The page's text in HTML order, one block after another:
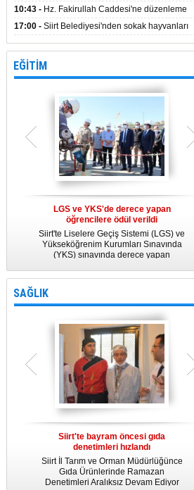
10:43 - Hz. Fakirullah Caddesi'ne düzenleme
yapılacak
17:00 - Siirt Belediyesi'nden sokak hayvanları
projesi
EĞİTİM
LGS ve YKS'de derece yapan
öğrencilere ödül verildi
Siirt'te Liselere Geçiş Sistemi (LGS) ve
Yükseköğrenim Kurumları Sınavında
(YKS) sınavında derece yapan
SAĞLIK
Siirt'te bayram öncesi gıda
denetimleri hızlandı
Siirt İl Tarım ve Orman Müdürlüğünce
Gıda Ürünlerinde Ramazan
Denetimleri Aralıksız Devam Ediyor